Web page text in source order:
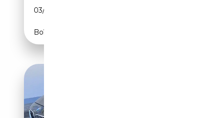
03/2014
Boîte automatique